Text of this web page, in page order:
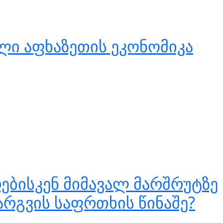
აფხაზეთის ეკონომიკა
მიმავალ მარშრუტზე
საფრთხის წინაშე?